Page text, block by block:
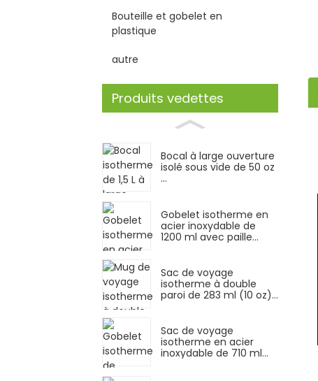
Bouteille et gobelet en
plastique
autre
Produits vedettes
Bocal à large ouverture
isolé sous vide de 50 oz
...
Gobelet isotherme en
acier inoxydable de
1200 ml avec paille...
Sac de voyage
isotherme à double
paroi de 283 ml (10 oz)...
Sac de voyage
isotherme en acier
inoxydable de 710 ml...